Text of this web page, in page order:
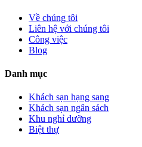
Về chúng tôi
Liên hệ với chúng tôi
Công việc
Blog
Danh mục
Khách sạn hạng sang
Khách sạn ngân sách
Khu nghỉ dưỡng
Biệt thự